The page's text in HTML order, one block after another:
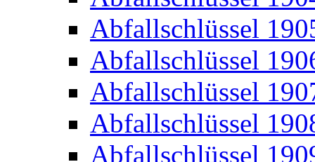
Abfallschlüssel
Abfallschlüssel
Abfallschlüssel
Abfallschlüssel
Abfallschlüssel